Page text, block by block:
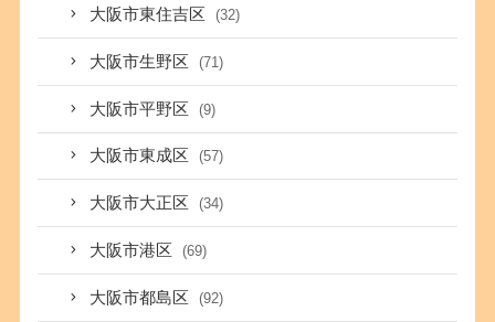
大阪市東住吉区 (32)
大阪市生野区 (71)
大阪市平野区 (9)
大阪市東成区 (57)
大阪市大正区 (34)
大阪市港区 (69)
大阪市都島区 (92)